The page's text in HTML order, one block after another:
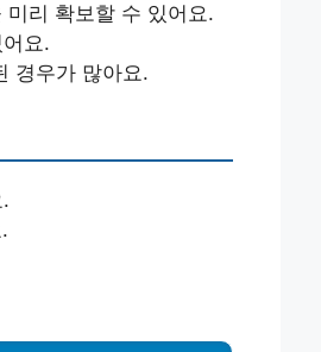
리 확보할 수 있어요.
요.
경우가 많아요.